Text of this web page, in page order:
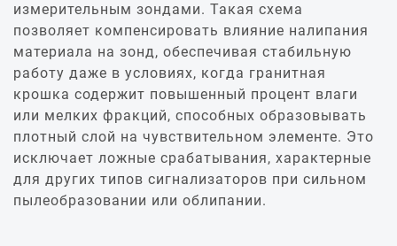
измерительным зондами. Такая схема
позволяет компенсировать влияние налипания
материала на зонд, обеспечивая стабильную
работу даже в условиях, когда гранитная
крошка содержит повышенный процент влаги
или мелких фракций, способных образовывать
плотный слой на чувствительном элементе. Это
исключает ложные срабатывания, характерные
для других типов сигнализаторов при сильном
пылеобразовании или облипании.